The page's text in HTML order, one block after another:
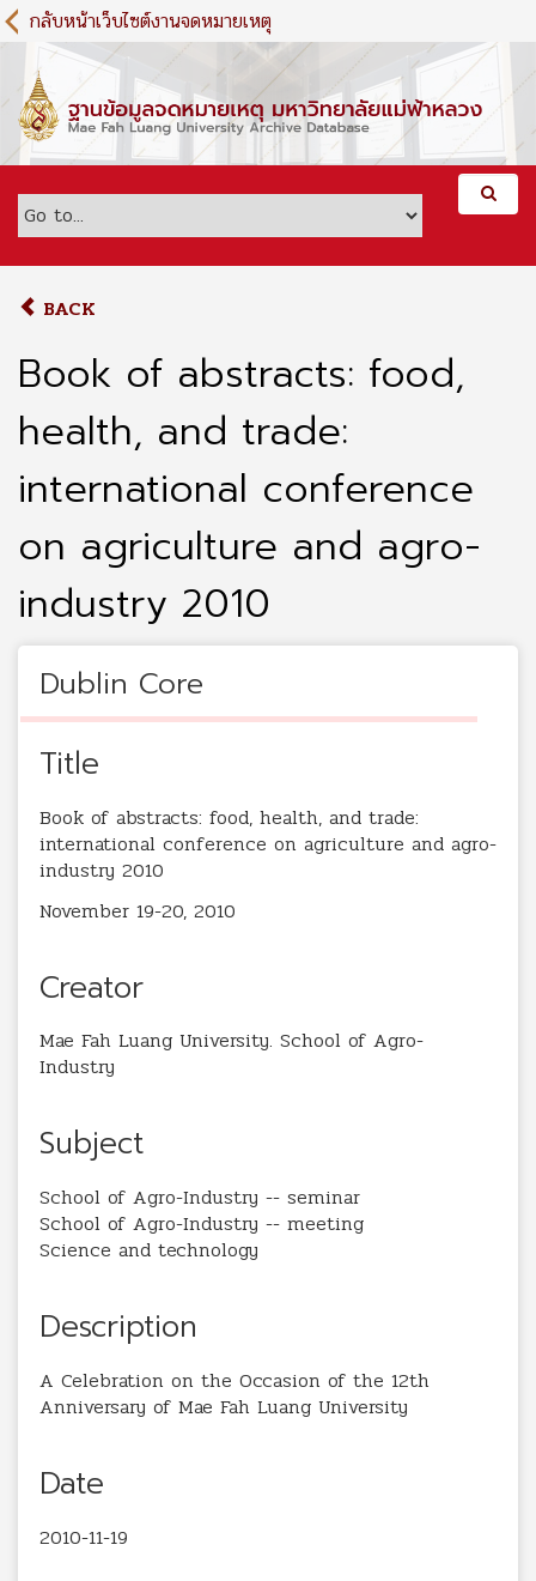
S
k
m
c
กลับหน้าเว็บไซต์งานจดหมายเหตุ
BACK
Book of abstracts: food,
health, and trade:
international conference
on agriculture and agro-
industry 2010
Dublin Core
Title
Book of abstracts: food, health, and trade:
international conference on agriculture and agro-
industry 2010
November 19-20, 2010
Creator
Mae Fah Luang University. School of Agro-
Industry
Subject
School of Agro-Industry -- seminar
School of Agro-Industry -- meeting
Science and technology
Description
A Celebration on the Occasion of the 12th
Anniversary of Mae Fah Luang University
Date
2010-11-19